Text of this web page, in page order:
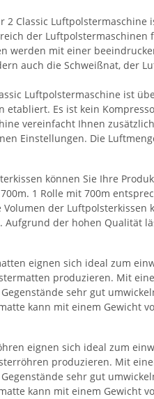
2 Classic
der
werden mit einer
auch die Schweißnat, der
Luftpolstermaschine ist
etabliert. Es ist kein
vereinfacht Ihnen
Einstellungen. Die
können Sie Ihre
1 Rolle mit 700m
Volumen der Luftpolsterkissen
Aufgrund der hohen Qualität
eignen sich ideal zum
produzieren. Mit
sehr gut
kann mit einem Gewicht
eignen sich ideal zum
produzieren. Mit
sehr gut
kann mit einem Gewicht